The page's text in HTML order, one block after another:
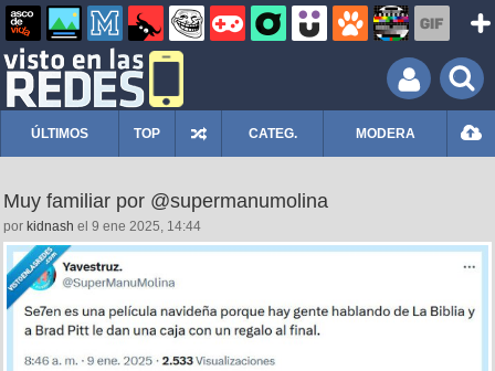
ÚLTIMOS TOP CATEG. MODERA
Muy familiar por @supermanumolina
por kidnash el 9 ene 2025, 14:44